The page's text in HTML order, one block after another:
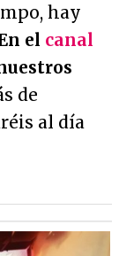
hay
el canal
de
al día